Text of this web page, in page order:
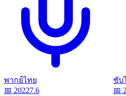
พากย์ไทย
📅 20227.6
ซับ
📅